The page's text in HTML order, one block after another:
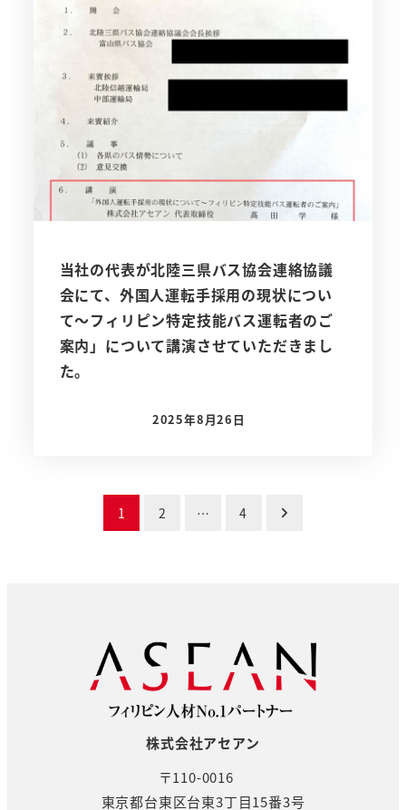
当社の代表が北陸三県バス協会連絡協議
会にて、外国人運転手採用の現状につい
て～フィリピン特定技能バス運転者のご
案内」について講演させていただきまし
た。
投稿日
2025年8月26日
1 2 … 4
株式会社アセアン
〒110-0016
東京都台東区台東3丁目15番3号